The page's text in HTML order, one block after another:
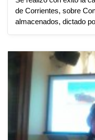
de Corrientes, sobre
almacenados, dictado